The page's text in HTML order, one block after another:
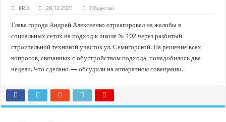
В городах и районах Кубани отметили День России
Стартовал прием заявок на 20-й юбилейный молодежный форум «Регион 93»
KRD 20.12.2021 Общество
Глава города Андрей Алексеенко отреагировал на жалобы в
социальных сетях на подход к школе № 102 через разбитый
строительной техникой участок ул. Семигорской. На решение всех
вопросов, связанных с обустройством подхода, понадобилось две
недели. Что сделано — обсудили на аппаратном совещании.